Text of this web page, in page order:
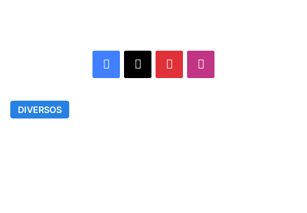
Facebook
X Pinterest
DIVERSOS